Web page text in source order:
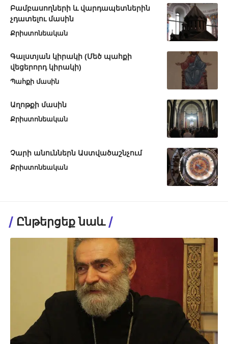
Բամբասողների և վարդապետներին
չդատելու մասին
Քրիստոնեական
Գալստյան կիրակի (Մեծ պահքի
վեցերորդ կիրակի)
Պահքի մասին
Աղոթքի մասին
Քրիստոնեական
Չարի անուններն Աստվածաշնչում
Քրիստոնեական
Ընթերցեք նաև